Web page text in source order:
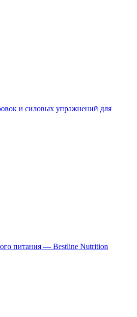
и силовых упражнений для
питания — Bestline Nutrition